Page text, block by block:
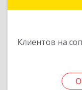
Клиентов на